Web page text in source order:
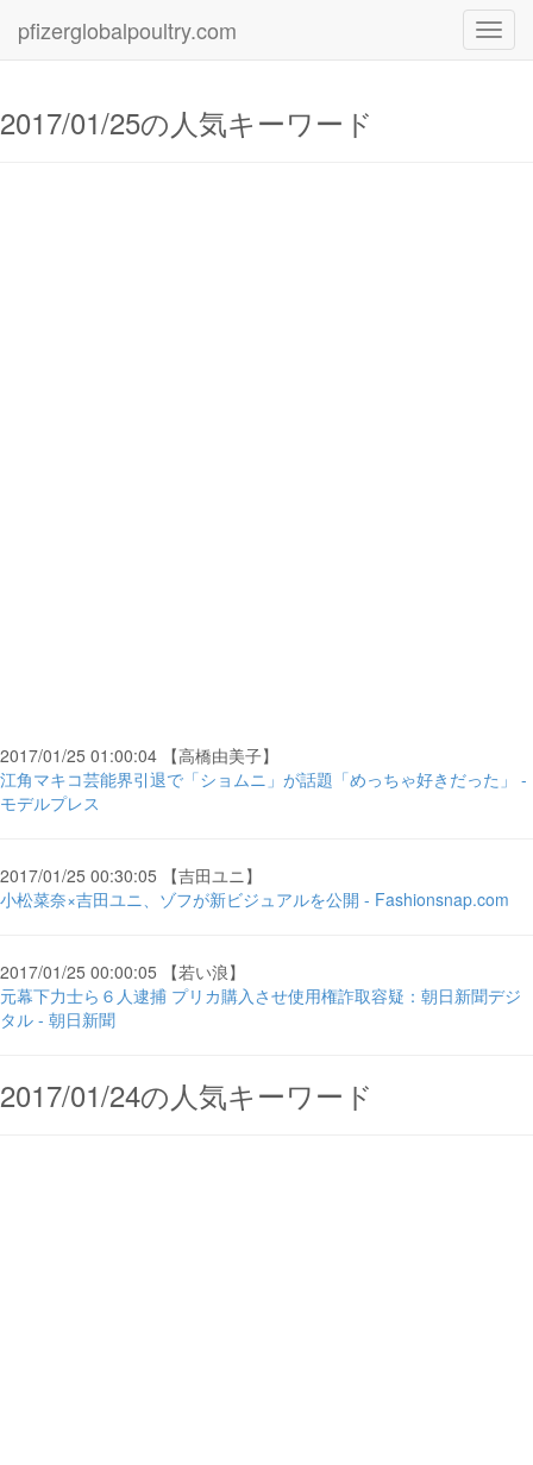
pfizerglobalpoultry.com
2017/01/25の人気キーワード
2017/01/25 01:00:04 【高橋由美子】
江角マキコ芸能界引退で「ショムニ」が話題「めっちゃ好きだった」 -
モデルプレス
2017/01/25 00:30:05 【吉田ユニ】
小松菜奈×吉田ユニ、ゾフが新ビジュアルを公開 - Fashionsnap.com
2017/01/25 00:00:05 【若い浪】
元幕下力士ら６人逮捕 プリカ購入させ使用権詐取容疑：朝日新聞デジ
タル - 朝日新聞
2017/01/24の人気キーワード